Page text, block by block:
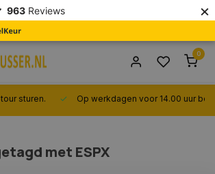
963 Reviews ×
0
sturen. Op werkdagen voor 14.00 uur
met ESPX